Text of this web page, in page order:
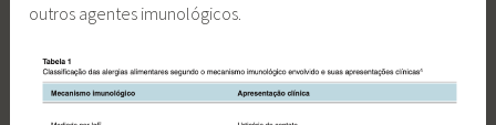
outros agentes imunológicos.